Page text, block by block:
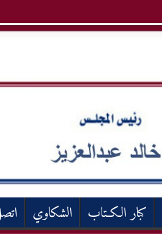
كبار الكـتاب الشكاوي